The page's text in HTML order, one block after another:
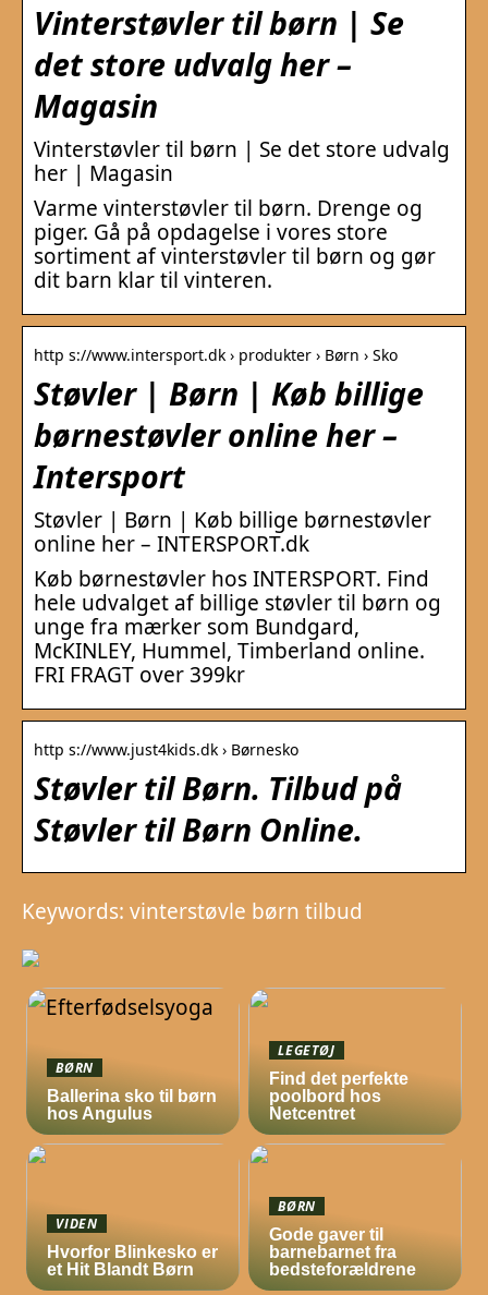
Vinterstøvler til børn | Se
det store udvalg her –
Magasin
Vinterstøvler til børn | Se det store udvalg
her | Magasin
Varme vinterstøvler til børn. Drenge og
piger. Gå på opdagelse i vores store
sortiment af vinterstøvler til børn og gør
dit barn klar til vinteren.
http s://www.intersport.dk › produkter › Børn › Sko
Støvler | Børn | Køb billige
børnestøvler online her –
Intersport
Støvler | Børn | Køb billige børnestøvler
online her – INTERSPORT.dk
Køb børnestøvler hos INTERSPORT. Find
hele udvalget af billige støvler til børn og
unge fra mærker som Bundgard,
McKINLEY, Hummel, Timberland online.
FRI FRAGT over 399kr
http s://www.just4kids.dk › Børnesko
Støvler til Børn. Tilbud på
Støvler til Børn Online.
Keywords: vinterstøvle børn tilbud
BØRN
Ballerina sko til børn
hos Angulus
LEGETØJ
Find det perfekte
poolbord hos
Netcentret
VIDEN
Hvorfor Blinkesko er
et Hit Blandt Børn
BØRN
Gode gaver til
barnebarnet fra
bedsteforældrene